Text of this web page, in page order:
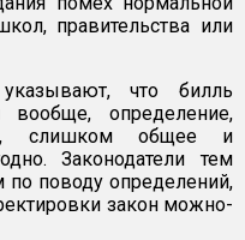
правительства или
указывают, что билль
определение,
слишком общее и
Законодатели тем
по поводу определений,
закон можно-